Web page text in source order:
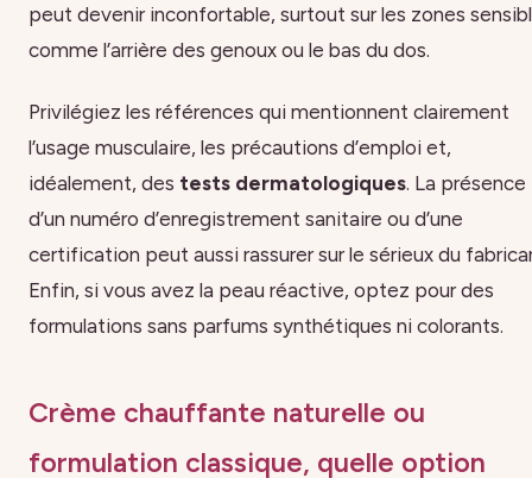
peut devenir inconfortable, surtout sur les zones
comme l’arrière des genoux ou le bas du dos.
Privilégiez les références qui mentionnent clairement
l’usage musculaire, les précautions d’emploi et,
idéalement, des tests dermatologiques. La présence
d’un numéro d’enregistrement sanitaire ou d’une
certification peut aussi rassurer sur le sérieux du
Enfin, si vous avez la peau réactive, optez pour des
formulations sans parfums synthétiques ni colorants.
Crème chauffante naturelle ou
formulation classique, quelle option